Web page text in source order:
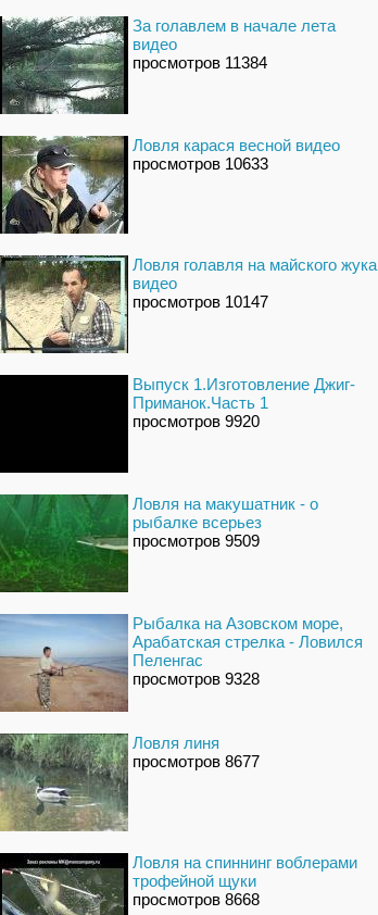
За голавлем в начале лета
видео
просмотров 11384
Ловля карася весной видео
просмотров 10633
Ловля голавля на майского жука
видео
просмотров 10147
Выпуск 1.Изготовление Джиг-
Приманок.Часть 1
просмотров 9920
Ловля на макушатник - о
рыбалке всерьез
просмотров 9509
Рыбалка на Азовском море,
Арабатская стрелка - Ловился
Пеленгас
просмотров 9328
Ловля линя
просмотров 8677
Ловля на спиннинг воблерами
трофейной щуки
просмотров 8668